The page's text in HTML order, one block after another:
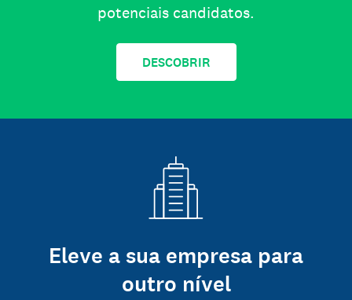
potenciais candidatos.
DESCOBRIR
Eleve a sua empresa para
outro nível